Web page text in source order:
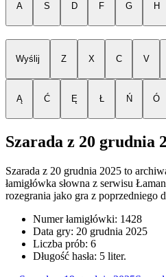
A S D F G H
Wyślij Z X C V
Ą Ć Ę Ł Ń Ó
Szarada z 20 grudnia
Szarada z 20 grudnia 2025 to
łamigłówka słowna z serwisu
rozegrania jako gra z poprzedniego
Numer łamigłówki: 1428
Data gry: 20 grudnia 2025
Liczba prób: 6
Długość hasła: 5 liter.